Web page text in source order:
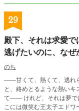
29
殿下、それは求愛で
逃げたいのに、なぜ
のち
——甘くて、熱くて、逃れられない。 夢の中で感じたの
と、絡めとるような熱い
て—— けれど、それは夢ではなかった。 「おはよう、リリア」 目を開くと、そ
こには微笑む王太子エドワ